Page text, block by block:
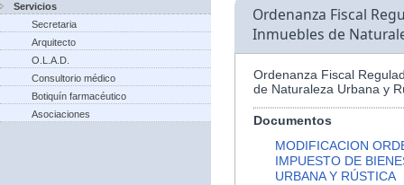
Servicios
Secretaria
Arquitecto
O.L.A.D.
Consultorio médico
Botiquín farmacéutico
Asociaciones
Ordenanza Fiscal
Inmuebles de
Ordenanza Fiscal
de Naturaleza Urbana y
Documentos
MODIFICACION
IMPUESTO DE
URBANA Y RÚSTICA